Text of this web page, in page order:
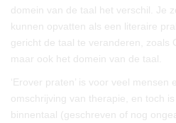
domein van de taal het verschil. Je
kunnen opvatten als een literaire
gericht de taal te veranderen, zoals
maar ook het domein van de taal.
‘Erover praten’ is voor veel mensen
omschrijving van therapie, en toch
binnentaal (geschreven of nog